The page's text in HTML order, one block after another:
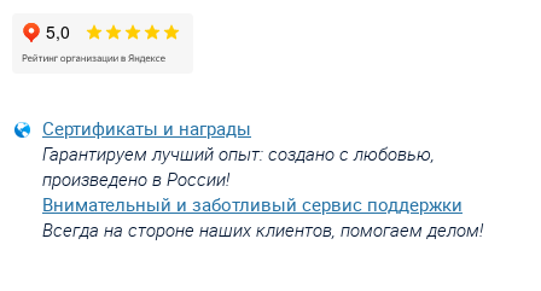
Сертификаты и награды
Гарантируем лучший опыт: создано с любовью,
произведено в России!
Внимательный и заботливый сервис поддержки
Всегда на стороне наших клиентов, помогаем делом!